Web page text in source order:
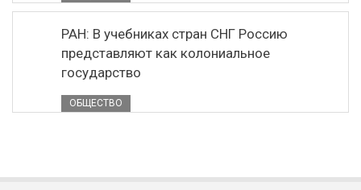
РАН: В учебниках стран СНГ Россию
представляют как колониальное
государство
ОБЩЕСТВО